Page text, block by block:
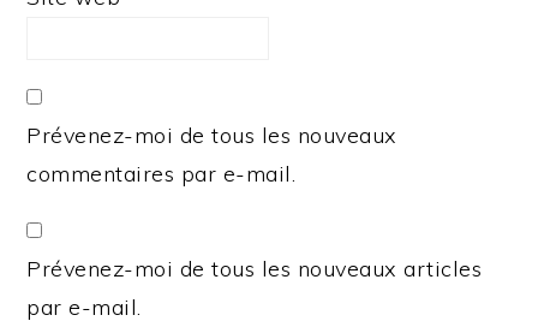
Prévenez-moi de tous les nouveaux
commentaires par e-mail.
Prévenez-moi de tous les nouveaux articles
par e-mail.